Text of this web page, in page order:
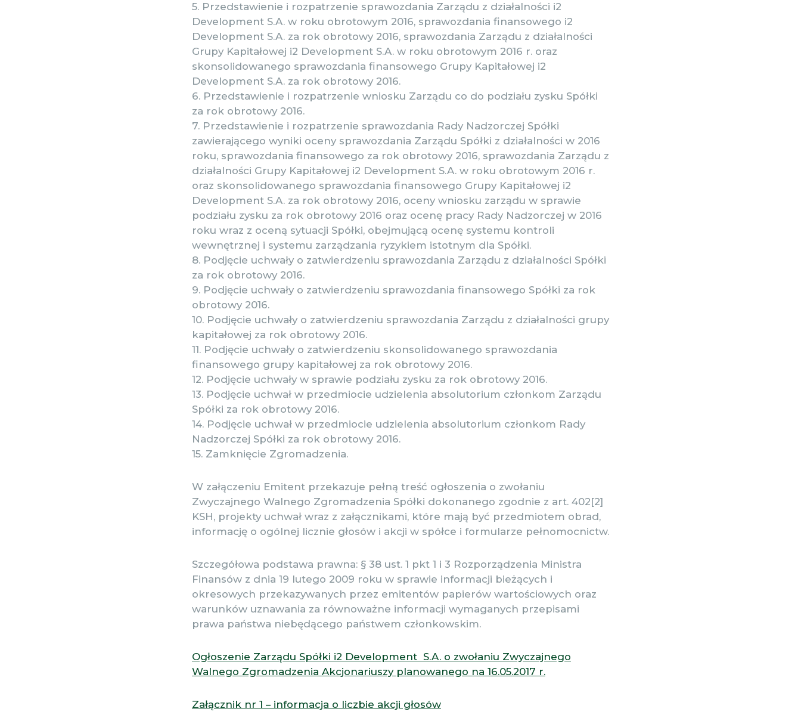
5. Przedstawienie i rozpatrzenie sprawozdania Zarządu z działalności i2
Development S.A. w roku obrotowym 2016, sprawozdania finansowego i2
Development S.A. za rok obrotowy 2016, sprawozdania Zarządu z działalności
Grupy Kapitałowej i2 Development S.A. w roku obrotowym 2016 r. oraz
skonsolidowanego sprawozdania finansowego Grupy Kapitałowej i2
Development S.A. za rok obrotowy 2016.
6. Przedstawienie i rozpatrzenie wniosku Zarządu co do podziału zysku Spółki
za rok obrotowy 2016.
7. Przedstawienie i rozpatrzenie sprawozdania Rady Nadzorczej Spółki
zawierającego wyniki oceny sprawozdania Zarządu Spółki z działalności w 2016
roku, sprawozdania finansowego za rok obrotowy 2016, sprawozdania Zarządu z
działalności Grupy Kapitałowej i2 Development S.A. w roku obrotowym 2016 r.
oraz skonsolidowanego sprawozdania finansowego Grupy Kapitałowej i2
Development S.A. za rok obrotowy 2016, oceny wniosku zarządu w sprawie
podziału zysku za rok obrotowy 2016 oraz ocenę pracy Rady Nadzorczej w 2016
roku wraz z oceną sytuacji Spółki, obejmującą ocenę systemu kontroli
wewnętrznej i systemu zarządzania ryzykiem istotnym dla Spółki.
8. Podjęcie uchwały o zatwierdzeniu sprawozdania Zarządu z działalności Spółki
za rok obrotowy 2016.
9. Podjęcie uchwały o zatwierdzeniu sprawozdania finansowego Spółki za rok
obrotowy 2016.
10. Podjęcie uchwały o zatwierdzeniu sprawozdania Zarządu z działalności grupy
kapitałowej za rok obrotowy 2016.
11. Podjęcie uchwały o zatwierdzeniu skonsolidowanego sprawozdania
finansowego grupy kapitałowej za rok obrotowy 2016.
12. Podjęcie uchwały w sprawie podziału zysku za rok obrotowy 2016.
13. Podjęcie uchwał w przedmiocie udzielenia absolutorium członkom Zarządu
Spółki za rok obrotowy 2016.
14. Podjęcie uchwał w przedmiocie udzielenia absolutorium członkom Rady
Nadzorczej Spółki za rok obrotowy 2016.
15. Zamknięcie Zgromadzenia.
W załączeniu Emitent przekazuje pełną treść ogłoszenia o zwołaniu
Zwyczajnego Walnego Zgromadzenia Spółki dokonanego zgodnie z art. 402[2]
KSH, projekty uchwał wraz z załącznikami, które mają być przedmiotem obrad,
informację o ogólnej licznie głosów i akcji w spółce i formularze pełnomocnictw.
Szczegółowa podstawa prawna: § 38 ust. 1 pkt 1 i 3 Rozporządzenia Ministra
Finansów z dnia 19 lutego 2009 roku w sprawie informacji bieżących i
okresowych przekazywanych przez emitentów papierów wartościowych oraz
warunków uznawania za równoważne informacji wymaganych przepisami
prawa państwa niebędącego państwem członkowskim.
Ogłoszenie Zarządu Spółki i2 Development S.A. o zwołaniu Zwyczajnego
Walnego Zgromadzenia Akcjonariuszy planowanego na 16.05.2017 r.
Załącznik nr 1 – informacja o liczbie akcji głosów